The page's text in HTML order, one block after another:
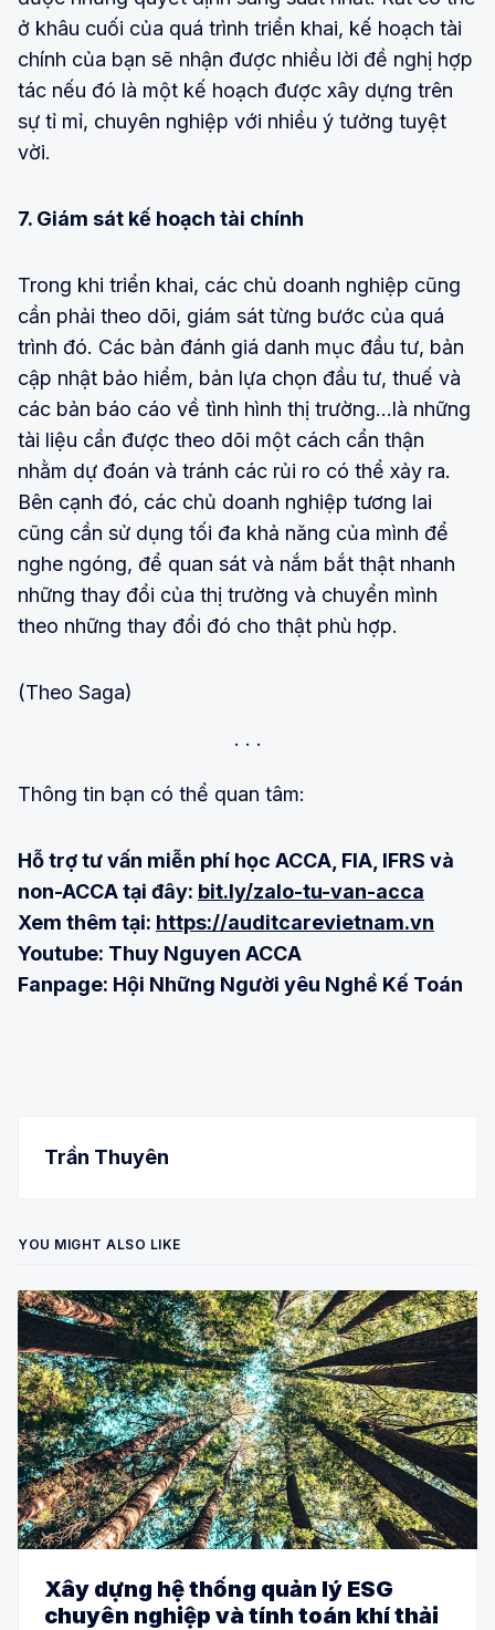
ở khâu cuối của quá trình triển khai, kế hoạch tài
chính của bạn sẽ nhận được nhiều lời đề nghị hợp
tác nếu đó là một kế hoạch được xây dựng trên
sự tỉ mỉ, chuyên nghiệp với nhiều ý tưởng tuyệt
vời.
7. Giám sát kế hoạch tài chính
Trong khi triển khai, các chủ doanh nghiệp cũng
cần phải theo dõi, giám sát từng bước của quá
trình đó. Các bản đánh giá danh mục đầu tư, bản
cập nhật bảo hiểm, bản lựa chọn đầu tư, thuế và
các bản báo cáo về tình hình thị trường…là những
tài liệu cần được theo dõi một cách cẩn thận
nhằm dự đoán và tránh các rủi ro có thể xảy ra.
Bên cạnh đó, các chủ doanh nghiệp tương lai
cũng cần sử dụng tối đa khả năng của mình để
nghe ngóng, để quan sát và nắm bắt thật nhanh
những thay đổi của thị trường và chuyển mình
theo những thay đổi đó cho thật phù hợp.
(Theo Saga)
Thông tin bạn có thể quan tâm:
Hỗ trợ tư vấn miễn phí học ACCA, FIA, IFRS và
non-ACCA tại đây: bit.ly/zalo-tu-van-acca
Xem thêm tại: https://auditcarevietnam.vn
Youtube: Thuy Nguyen ACCA
Fanpage: Hội Những Người yêu Nghề Kế Toán
Trần Thuyên
YOU MIGHT ALSO LIKE
Xây dựng hệ thống quản lý ESG
chuyên nghiệp và tính toán khí thải